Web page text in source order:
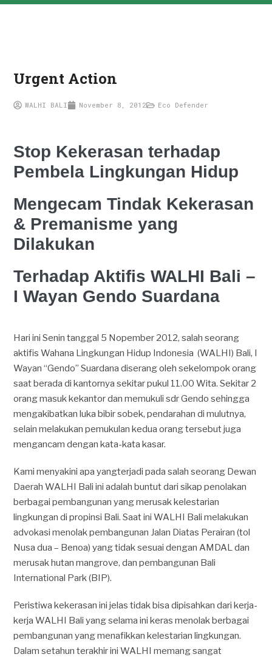
Urgent Action
WALHI BALI November 8, 2012 Eco Defender
Stop Kekerasan terhadap
Pembela Lingkungan Hidup
Mengecam Tindak Kekerasan
& Premanisme yang
Dilakukan
Terhadap Aktifis WALHI Bali –
I Wayan Gendo Suardana
Hari ini Senin tanggal 5 Nopember 2012, salah seorang
aktifis Wahana Lingkungan Hidup Indonesia (WALHI) Bali, I
Wayan “Gendo” Suardana diserang oleh sekelompok orang
saat berada di kantornya sekitar pukul 11.00 Wita. Sekitar 2
orang masuk kekantor dan memukuli sdr Gendo sehingga
mengakibatkan luka bibir sobek, pendarahan di mulutnya,
selain melakukan pemukulan kedua orang tersebut juga
mengancam dengan kata-kata kasar.
Kami menyakini apa yangterjadi pada salah seorang Dewan
Daerah WALHI Bali ini adalah buntut dari sikap penolakan
berbagai pembangunan yang merusak kelestarian
lingkungan di propinsi Bali. Saat ini WALHI Bali melakukan
advokasi menolak pembangunan Jalan Diatas Perairan (tol
Nusa dua – Benoa) yang tidak sesuai dengan AMDAL dan
merusak hutan mangrove, dan pembangunan Bali
International Park (BIP).
Peristiwa kekerasan ini jelas tidak bisa dipisahkan dari kerja-
kerja WALHI Bali yang selama ini keras menolak berbagai
pembangunan yang menafikkan kelestarian lingkungan.
Dalam setahun terakhir ini WALHI memang sangat